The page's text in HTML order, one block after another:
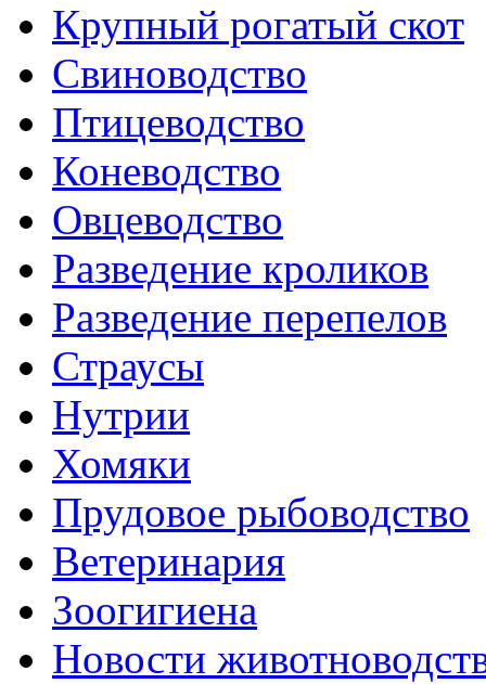
Крупный рогатый скот
Свиноводство
Птицеводство
Коневодство
Овцеводство
Разведение кроликов
Разведение перепелов
Страусы
Нутрии
Хомяки
Прудовое рыбоводство
Ветеринария
Зоогигиена
Новости